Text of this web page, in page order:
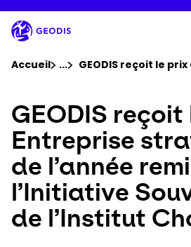
au
contenu
principal
Groupe
Newsroom
Carrière
Localisations
Accueil ...Voir tous les
GEODIS reçoit le
GEODIS reçoit
Entreprise
de l’année
l’Initiative
de l’Institut